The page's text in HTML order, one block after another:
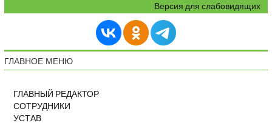
Версия для слабовидящих
ГЛАВНОЕ МЕНЮ
ГЛАВНЫЙ РЕДАКТОР
СОТРУДНИКИ
УСТАВ